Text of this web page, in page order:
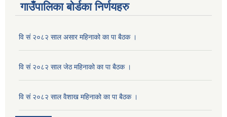
गाउँपालिका बोर्डका निर्णयहरु
वि सं २०८२ साल असार महिनाको का पा बैठक ।
वि सं २०८२ साल जेठ महिनाको का पा बैठक ।
वि सं २०८२ साल वैशाख महिनाको का पा बैठक ।